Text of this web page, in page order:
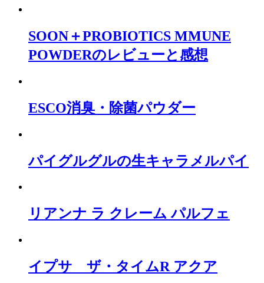
SOON＋PROBIOTICS MMUNE
POWDERのレビューと感想
ESCO消臭・除菌パウダー
パイグルグルの生キャラメルパイ
リアンナ ラ クレーム パルフェ
イプサ ザ・タイムR アクア